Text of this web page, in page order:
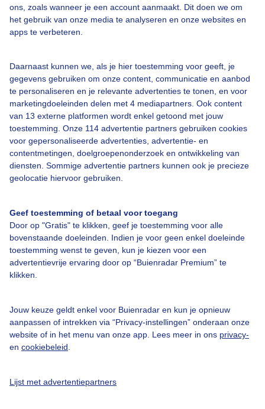
ons, zoals wanneer je een account aanmaakt. Dit doen we om
het gebruik van onze media te analyseren en onze websites en
apps te verbeteren.
Daarnaast kunnen we, als je hier toestemming voor geeft, je
gegevens gebruiken om onze content, communicatie en aanbod
te personaliseren en je relevante advertenties te tonen, en voor
marketingdoeleinden delen met 4 mediapartners. Ook content
van 13 externe platformen wordt enkel getoond met jouw
toestemming. Onze 114 advertentie partners gebruiken cookies
voor gepersonaliseerde advertenties, advertentie- en
contentmetingen, doelgroepenonderzoek en ontwikkeling van
diensten. Sommige advertentie partners kunnen ook je precieze
geolocatie hiervoor gebruiken.
Geef toestemming of betaal voor toegang
Door op "Gratis" te klikken, geef je toestemming voor alle
bovenstaande doeleinden. Indien je voor geen enkel doeleinde
toestemming wenst te geven, kun je kiezen voor een
advertentievrije ervaring door op “Buienradar Premium” te
klikken.
Jouw keuze geldt enkel voor Buienradar en kun je opnieuw
aanpassen of intrekken via “Privacy-instellingen” onderaan onze
website of in het menu van onze app. Lees meer in ons privacy-
en cookiebeleid
Lijst met advertentiepartners
Over Buienradar
Bedrijfsgegevens
Contact
Toegankelijkheid
Gebruikersvoorwaarden
Adverteren
Privacy beleid
Cookie beleid